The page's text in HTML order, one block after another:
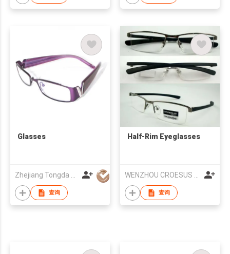
Glasses
查询
Half-Rim Eyeglasses
查询